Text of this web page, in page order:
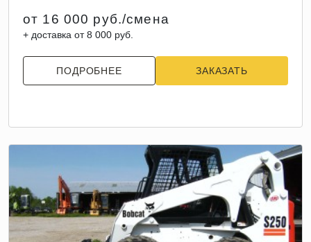
от 16 000 руб./смена
+ доставка от 8 000 руб.
ПОДРОБНЕЕ ЗАКАЗАТЬ